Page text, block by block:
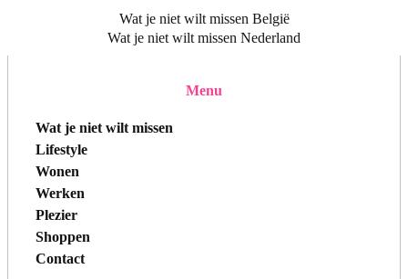
Wat je niet wilt missen België
Wat je niet wilt missen Nederland
Menu
Wat je niet wilt missen
Lifestyle
Wonen
Werken
Plezier
Shoppen
Contact